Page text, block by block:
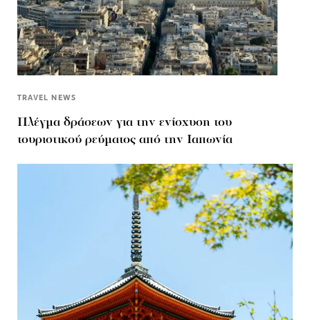
TRAVEL NEWS
Πλέγμα δράσεων για την ενίσχυση του
τουριστικού ρεύματος από την Ιαπωνία